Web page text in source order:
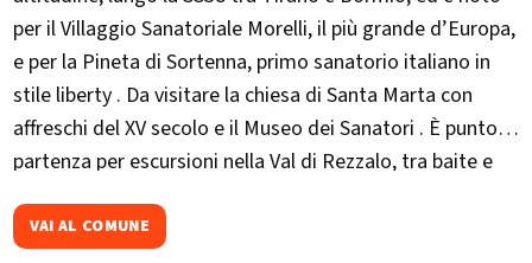
per il Villaggio Sanatoriale Morelli, il più grande d’Europa,
e per la Pineta di Sortenna, primo sanatorio italiano in
stile liberty . Da visitare la chiesa di Santa Marta con
affreschi del XV secolo e il Museo dei Sanatori . È punto di
partenza per escursioni nella Val di Rezzalo, tra baite e
Migiondara
VAI AL COMUNE